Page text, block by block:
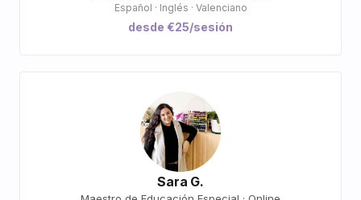
Español · Inglés · Valenciano
desde €25/sesión
Sara G.